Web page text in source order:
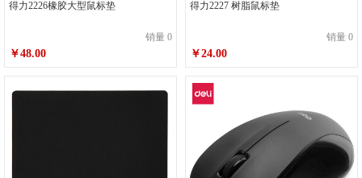
得力2226橡胶大型鼠标垫
销量 0
￥48.00
得力2227 树脂鼠标垫
销量 0
￥24.00